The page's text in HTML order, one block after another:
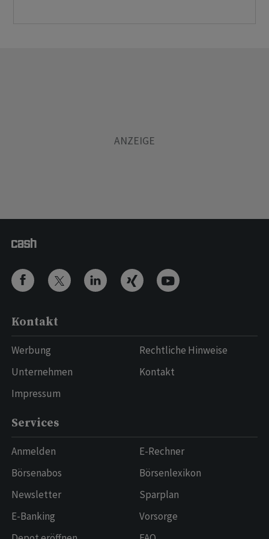
Kontakt
Werbung
Unternehmen
Impressum
Rechtliche Hinweise
Kontakt
Services
Anmelden
Börsenabos
Newsletter
E-Banking
E-Rechner
Börsenlexikon
Sparplan
Vorsorge